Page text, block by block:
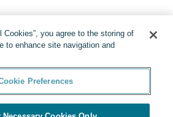
Cookies”, you agree to the storing of
to enhance site navigation and
Preferences